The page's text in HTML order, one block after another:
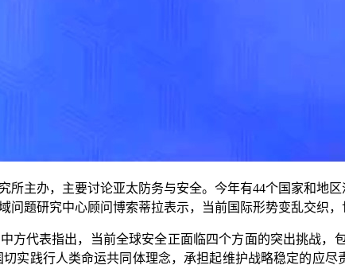
主办，主要讨论亚太防务与安全。今年有44个国家和地
问题研究中心顾问博索蒂拉表示，当前国际形势变乱交织
代表指出，当前全球安全正面临四个方面的突出挑战，
实践行人类命运共同体理念，承担起维护战略稳定的应